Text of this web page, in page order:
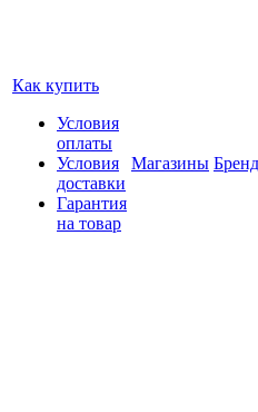
Как купить
Условия
оплаты
Условия
доставки
Гарантия
на товар
Магазины